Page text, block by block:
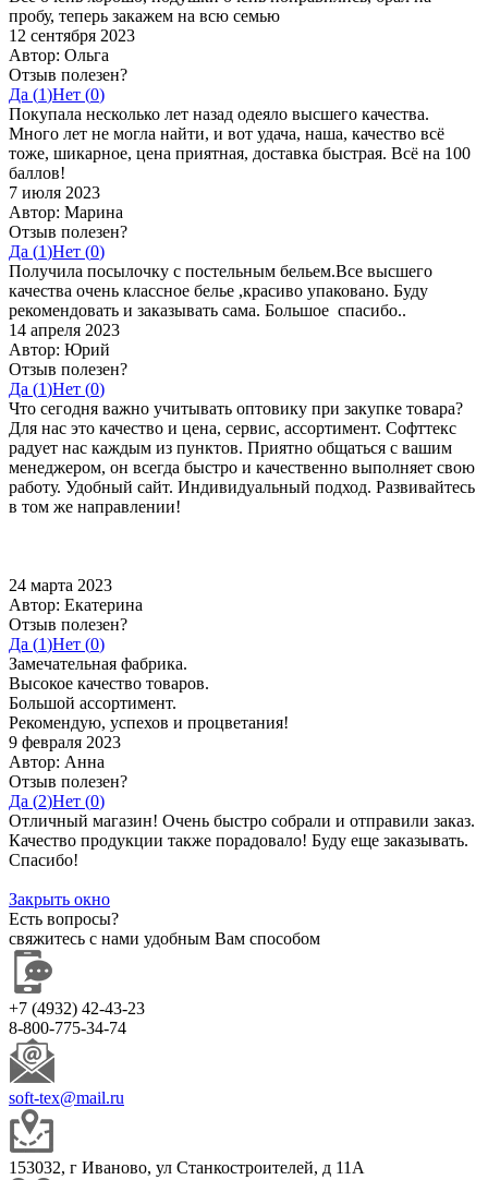
пробу, теперь закажем на всю семью
12 сентября 2023
Автор: Ольга
Отзыв полезен?
Да (1)Нет (0)
Покупала несколько лет назад одеяло высшего качества.
Много лет не могла найти, и вот удача, наша, качество всё
тоже, шикарное, цена приятная, доставка быстрая. Всё на 100
баллов!
7 июля 2023
Автор: Марина
Отзыв полезен?
Да (1)Нет (0)
Получила посылочку с постельным бельем.Все высшего
качества очень классное белье ,красиво упаковано. Буду
рекомендовать и заказывать сама. Большое спасибо..
14 апреля 2023
Автор: Юрий
Отзыв полезен?
Да (1)Нет (0)
Что сегодня важно учитывать оптовику при закупке товара?
Для нас это качество и цена, сервис, ассортимент. Софттекс
радует нас каждым из пунктов. Приятно общаться с вашим
менеджером, он всегда быстро и качественно выполняет свою
работу. Удобный сайт. Индивидуальный подход. Развивайтесь
в том же направлении!
24 марта 2023
Автор: Екатерина
Отзыв полезен?
Да (1)Нет (0)
Замечательная фабрика.
Высокое качество товаров.
Большой ассортимент.
Рекомендую, успехов и процветания!
9 февраля 2023
Автор: Анна
Отзыв полезен?
Да (2)Нет (0)
Отличный магазин! Очень быстро собрали и отправили заказ.
Качество продукции также порадовало! Буду еще заказывать.
Спасибо!
Закрыть окно
Есть вопросы?
свяжитесь с нами удобным Вам способом
+7 (4932) 42-43-23
8-800-775-34-74
soft-tex@mail.ru
153032, г Иваново, ул Станкостроителей, д 11А